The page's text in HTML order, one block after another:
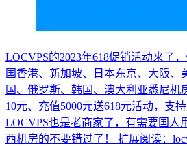
LOCVPS的2023年618促销活动来了
国香港、新加坡、日本东京、大阪、
国、俄罗斯、韩国、澳大利亚悉尼机
10元、充值5000元送618元活动，支
LOCVPS也是老商家了，有需要国人
西机房的不要错过了！ 扩展阅读：